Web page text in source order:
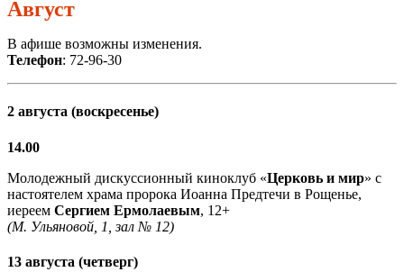
Август
В афише возможны изменения.
Телефон: 72-96-30
2 августа (воскресенье)
14.00
Молодежный дискуссионный киноклуб «Церковь и мир» с
настоятелем храма пророка Иоанна Предтечи в Рощенье,
иереем Сергием Ермолаевым, 12+
(М. Ульяновой, 1, зал № 12)
13 августа (четверг)